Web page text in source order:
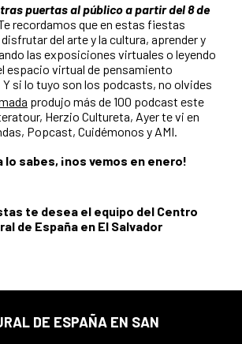
puertas al público a partir del 8 de
recordamos que en estas fiestas
del arte y la cultura, aprender y
las exposiciones virtuales o leyendo
espacio virtual de pensamiento
Y si lo tuyo son los podcasts, no olvides
produjo más de 100 podcast este
Herzio Cultureta, Ayer te vi en
Popcast, Cuidémonos y AMI.
lo sabes, ¡nos vemos en enero!
te desea el equipo del Centro
de España en El Salvador
DE ESPAÑA EN SAN